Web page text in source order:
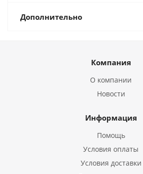
Дополнительно
Компания
О компании
Новости
Информация
Помощь
Условия оплаты
Условия доставки